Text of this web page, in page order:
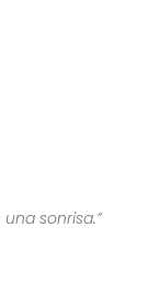
sonrisa.”